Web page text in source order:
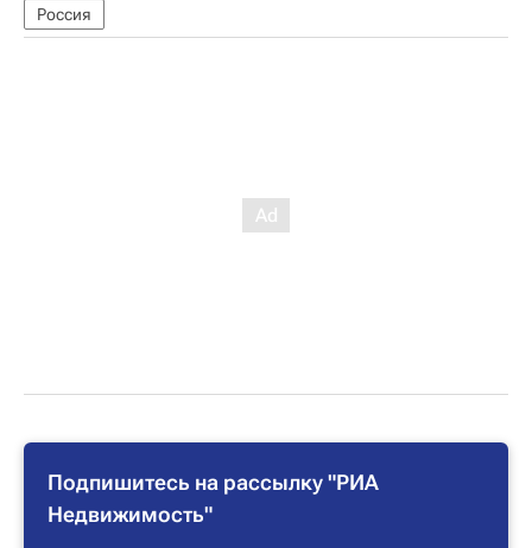
Россия
Подпишитесь на рассылку "РИА
Недвижимость"